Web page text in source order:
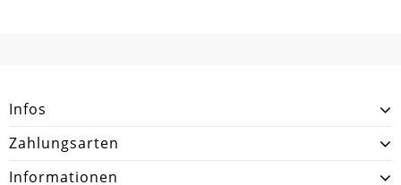
Infos
Zahlungsarten
Informationen